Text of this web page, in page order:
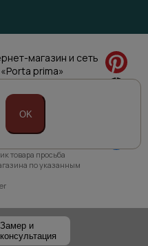
магазин и сеть
prima»
данных
публичной
товара просьба
по указанным
Замер и
консультация
OK